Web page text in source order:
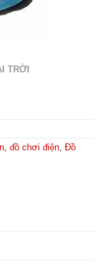
TRỜI
đồ chơi điện Đồ